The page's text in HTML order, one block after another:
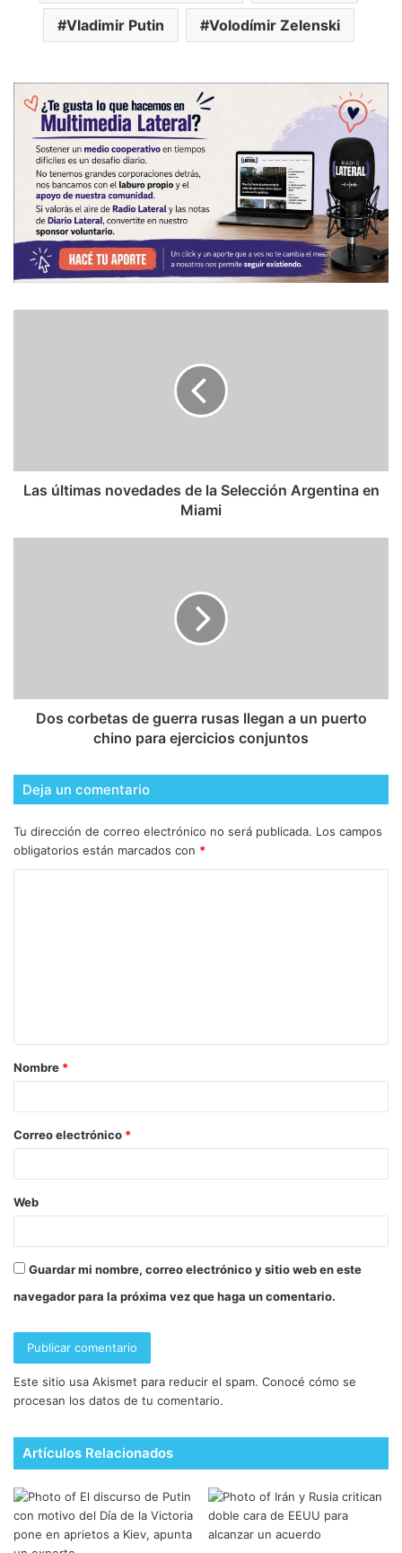
Vladimir Putin Volodímir Zelenski
Las últimas novedades de la Selección Argentina en
Miami
Dos corbetas de guerra rusas llegan a un puerto
chino para ejercicios conjuntos
Deja un comentario
Tu dirección de correo electrónico no será publicada. Los campos
obligatorios están marcados con *
Nombre *
Correo electrónico *
Web
Guardar mi nombre, correo electrónico y sitio web en este
navegador para la próxima vez que haga un comentario.
Este sitio usa Akismet para reducir el spam. Conocé cómo se
procesan los datos de tu comentario.
Artículos Relacionados